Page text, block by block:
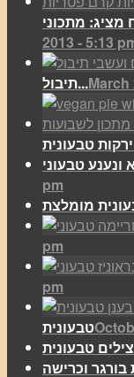
2013 - 5:13
תיבול...March
טבעונית
ונענע טבעוני
pm
מומלצת
pm
pm
טבעונית
טבעונית
בורגר וכרישה